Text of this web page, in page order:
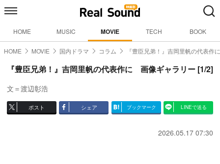
HOME MUSIC MOVIE TECH BOOK
HOME MOVIE 国内ドラマ コラム 『豊臣兄弟！』吉岡里帆の代表作に
『豊臣兄弟！』吉岡里帆の代表作に 画像ギャラリー [1/2]
文＝渡辺彰浩
ポスト シェア ブックマーク LINEで送る
2026.05.17 07:30